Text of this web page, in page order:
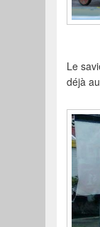
Le
déjà